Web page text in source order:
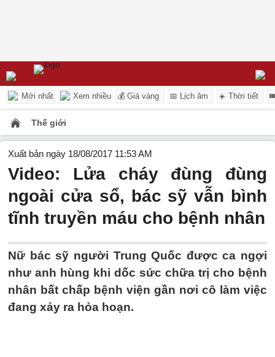
Mới nhất Xem nhiều 💰 Giá vàng 📅 Lịch âm ☀️ Thời tiết
Thế giới
Xuất bản ngày 18/08/2017 11:53 AM
Video: Lửa cháy đùng đùng
ngoài cửa sổ, bác sỹ vẫn bình
tĩnh truyền máu cho bệnh nhân
Nữ bác sỹ người Trung Quốc được ca ngợi
như anh hùng khi dốc sức chữa trị cho bệnh
nhân bất chấp bệnh viện gần nơi cô làm việc
đang xảy ra hỏa hoạn.